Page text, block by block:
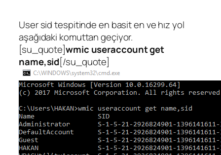
User sid tespitinde en basit en ve hız yol
aşağıdaki komuttan geçiyor.
[su_quote]wmic useraccount get
name,sid[/su_quote]